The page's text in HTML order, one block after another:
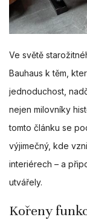
Ve světě
Bauhaus k těm,
jednoduchost,
nejen milovníky
tomto článku se
výjimečný, kde
interiérech – a
utvářely.
Kořeny